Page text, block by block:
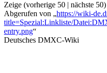
Zeige (vorherige 50 | nächste 50
Abgerufen von „https://wiki-
title=Spezial:Linkliste/
entry.png“
Deutsches DMXC-Wiki